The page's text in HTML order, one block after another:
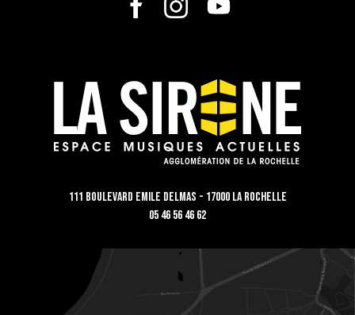
111 Boulevard Emile Delmas - 17000 La Rochelle
05 46 56 46 62